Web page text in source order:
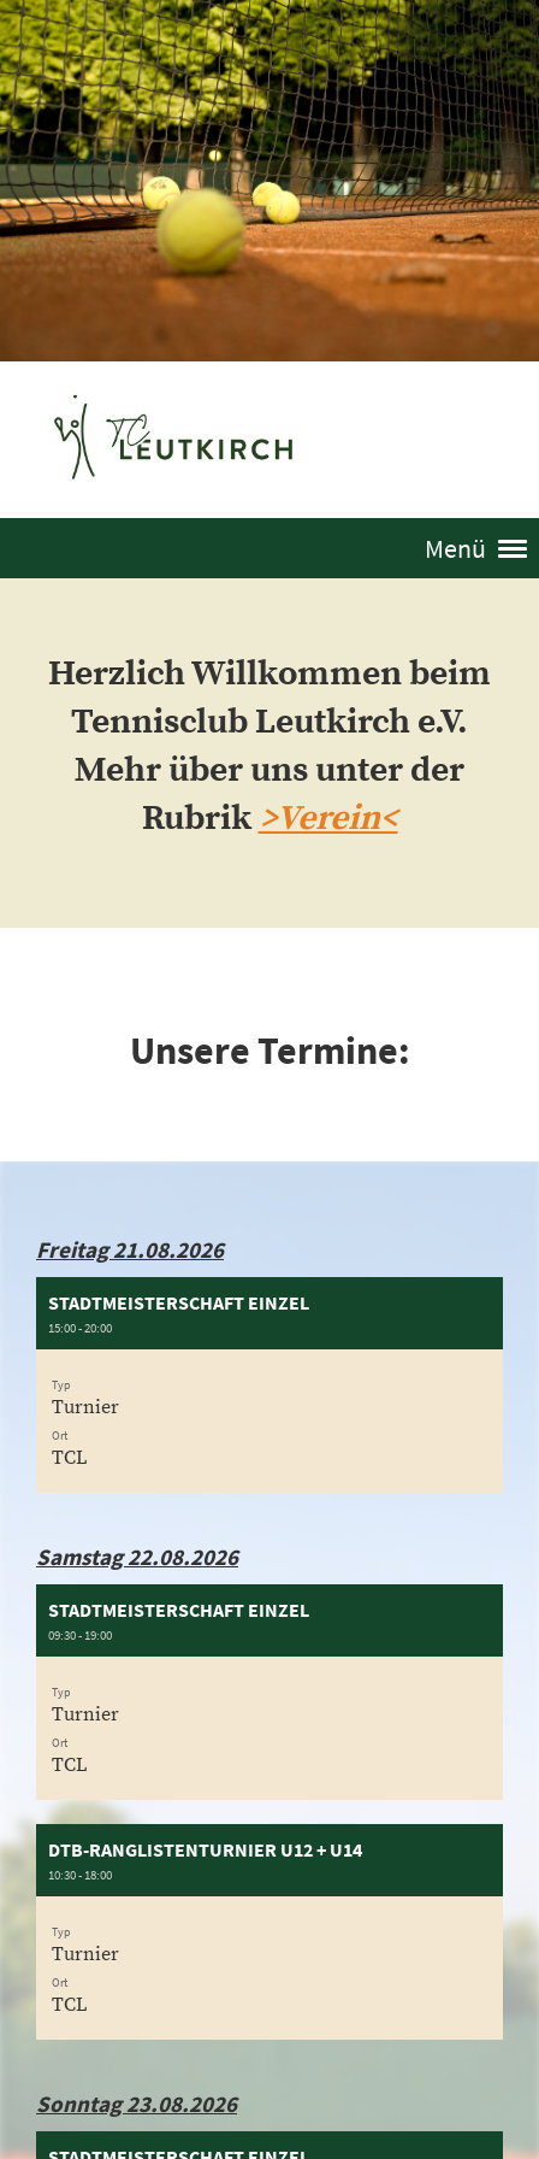
Menü
Herzlich Willkommen beim
Tennisclub Leutkirch e.V.
Mehr über uns unter der
Rubrik >Verein<
Unsere Termine:
Freitag 21.08.2026
STADTMEISTERSCHAFT EINZEL
15:00 - 20:00
Typ
Turnier
Ort
TCL
Samstag 22.08.2026
STADTMEISTERSCHAFT EINZEL
09:30 - 19:00
Typ
Turnier
Ort
TCL
DTB-RANGLISTENTURNIER U12 + U14
10:30 - 18:00
Typ
Turnier
Ort
TCL
Sonntag 23.08.2026